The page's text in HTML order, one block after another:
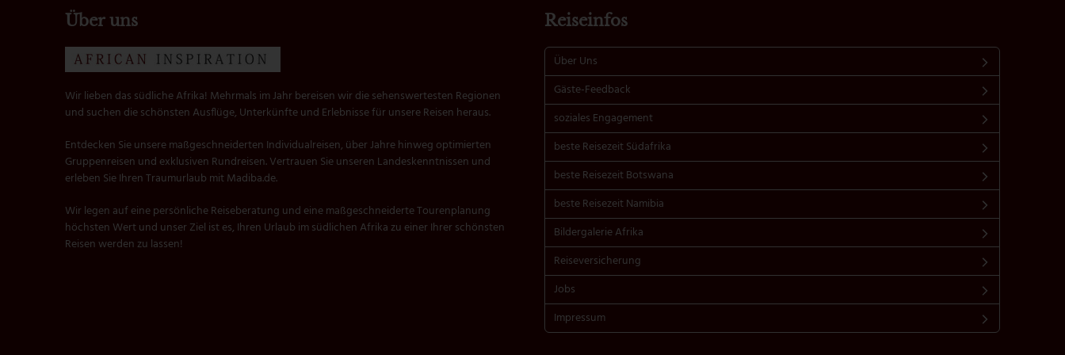
Über uns
Wir lieben das südliche Afrika! Mehrmals im Jahr bereisen wir die sehenswertesten Regionen
und suchen die schönsten Ausflüge, Unterkünfte und Erlebnisse für unsere Reisen heraus.
Entdecken Sie unsere maßgeschneiderten Individualreisen, über Jahre hinweg optimierten
Gruppenreisen und exklusiven Rundreisen. Vertrauen Sie unseren Landeskenntnissen und
erleben Sie Ihren Traumurlaub mit Madiba.de.
Wir legen auf eine persönliche Reiseberatung und eine maßgeschneiderte Tourenplanung
höchsten Wert und unser Ziel ist es, Ihren Urlaub im südlichen Afrika zu einer Ihrer schönsten
Reisen werden zu lassen!
Reiseinfos
Über Uns
Gäste-Feedback
soziales Engagement
beste Reisezeit Südafrika
beste Reisezeit Botswana
beste Reisezeit Namibia
Bildergalerie Afrika
Reiseversicherung
Jobs
Impressum